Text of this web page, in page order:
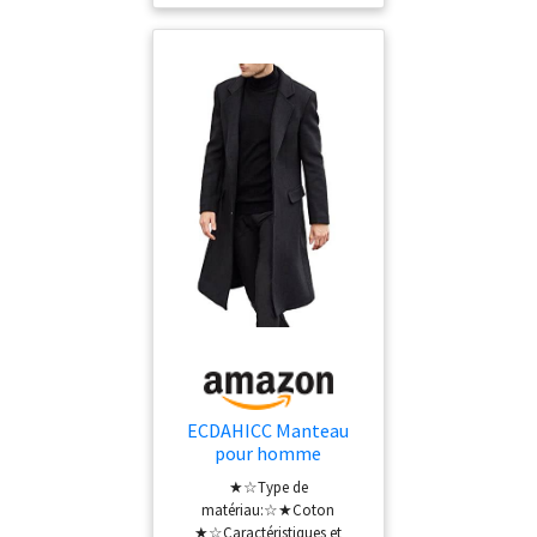
directions et bloquer l'air
coupe-vent classique a des
poches extérieures, 2 vraies
poches intérieures pour un
rangement plus sûr. Les cols
revers des trenchs ajustés
sont simples et élégants,
classiques et polyvalents,
confortable et chaud pour
changer librement Ce
manteau en laine est drapé
sur les épaules, il est soigné
et confortable à porter, les
confortables s'adaptent aux
bras pour rester au chaud et
coupe-vent.
ECDAHICC Manteau
pour homme
décontracté coupe
ajustée en laine,
longue veste à col
★☆Type de
matériau:☆★Coton